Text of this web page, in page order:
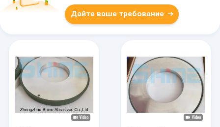
Дайте ваше требование